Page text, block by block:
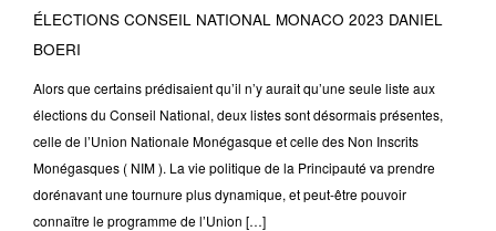
ÉLECTIONS CONSEIL NATIONAL MONACO 2023 DANIEL
BOERI
Alors que certains prédisaient qu’il n’y aurait qu’une seule liste aux
élections du Conseil National, deux listes sont désormais présentes,
celle de l’Union Nationale Monégasque et celle des Non Inscrits
Monégasques ( NIM ). La vie politique de la Principauté va prendre
dorénavant une tournure plus dynamique, et peut-être pouvoir
connaître le programme de l’Union […]